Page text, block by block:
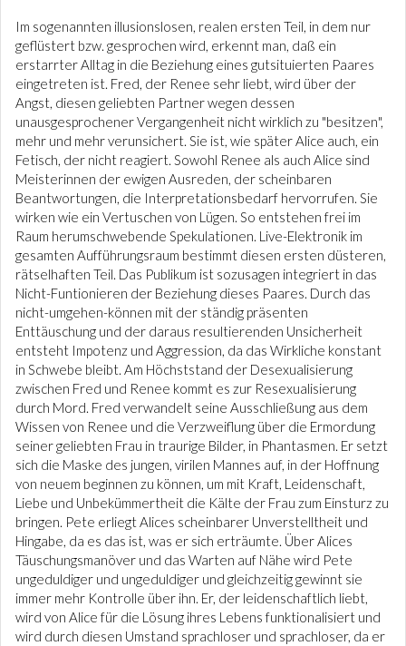
Im sogenannten illusionslosen, realen ersten Teil, in dem nur
geflüstert bzw. gesprochen wird, erkennt man, daß ein
erstarrter Alltag in die Beziehung eines gutsituierten Paares
eingetreten ist. Fred, der Renee sehr liebt, wird über der
Angst, diesen geliebten Partner wegen dessen
unausgesprochener Vergangenheit nicht wirklich zu "besitzen",
mehr und mehr verunsichert. Sie ist, wie später Alice auch, ein
Fetisch, der nicht reagiert. Sowohl Renee als auch Alice sind
Meisterinnen der ewigen Ausreden, der scheinbaren
Beantwortungen, die Interpretationsbedarf hervorrufen. Sie
wirken wie ein Vertuschen von Lügen. So entstehen frei im
Raum herumschwebende Spekulationen. Live-Elektronik im
gesamten Aufführungsraum bestimmt diesen ersten düsteren,
rätselhaften Teil. Das Publikum ist sozusagen integriert in das
Nicht-Funtionieren der Beziehung dieses Paares. Durch das
nicht-umgehen-können mit der ständig präsenten
Enttäuschung und der daraus resultierenden Unsicherheit
entsteht Impotenz und Aggression, da das Wirkliche konstant
in Schwebe bleibt. Am Höchststand der Desexualisierung
zwischen Fred und Renee kommt es zur Resexualisierung
durch Mord. Fred verwandelt seine Ausschließung aus dem
Wissen von Renee und die Verzweiflung über die Ermordung
seiner geliebten Frau in traurige Bilder, in Phantasmen. Er setzt
sich die Maske des jungen, virilen Mannes auf, in der Hoffnung
von neuem beginnen zu können, um mit Kraft, Leidenschaft,
Liebe und Unbekümmertheit die Kälte der Frau zum Einsturz zu
bringen. Pete erliegt Alices scheinbarer Unverstelltheit und
Hingabe, da es das ist, was er sich erträumte. Über Alices
Täuschungsmanöver und das Warten auf Nähe wird Pete
ungeduldiger und ungeduldiger und gleichzeitig gewinnt sie
immer mehr Kontrolle über ihn. Er, der leidenschaftlich liebt,
wird von Alice für die Lösung ihres Lebens funktionalisiert und
wird durch diesen Umstand sprachloser und sprachloser, da er